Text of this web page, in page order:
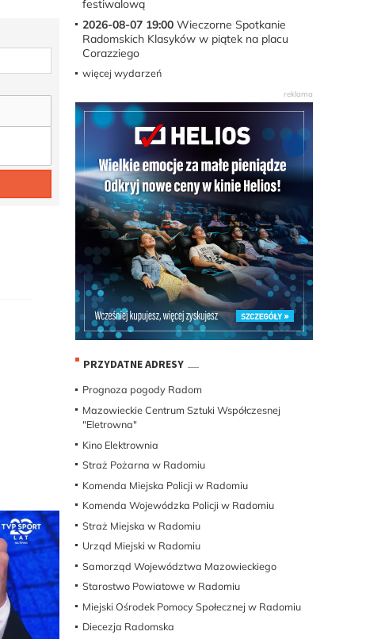
festiwalową
2026-08-07 19:00Wieczorne Spotkanie
Radomskich Klasyków w piątek na placu
Corazziego
więcej wydarzeń
PRZYDATNE ADRESY
Prognoza pogody Radom
Mazowieckie Centrum Sztuki Współczesnej
"Eletrowna"
Kino Elektrownia
Straż Pożarna w Radomiu
Komenda Miejska Policji w Radomiu
Komenda Wojewódzka Policji w Radomiu
Straż Miejska w Radomiu
Urząd Miejski w Radomiu
Samorząd Województwa Mazowieckiego
Starostwo Powiatowe w Radomiu
Miejski Ośrodek Pomocy Społecznej w Radomiu
Diecezja Radomska